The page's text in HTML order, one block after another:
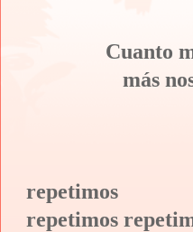
Cuanto
más
repetimos
repetimos